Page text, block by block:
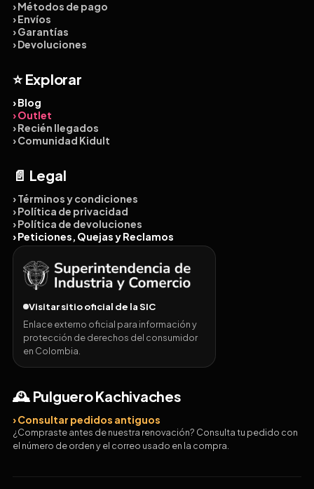
› Métodos de pago
› Envíos
› Garantías
› Devoluciones
⭐ Explorar
› Blog
› Outlet
› Recién llegados
› Comunidad Kidult
📄 Legal
› Términos y condiciones
› Política de privacidad
› Política de devoluciones
› Peticiones, Quejas y Reclamos
Visitar sitio oficial de la SIC
Enlace externo oficial para información y
protección de derechos del consumidor
en Colombia.
🕰️ Pulguero Kachivaches
› Consultar pedidos antiguos
¿Compraste antes de nuestra renovación? Consulta tu pedido con
el número de orden y el correo usado en la compra.